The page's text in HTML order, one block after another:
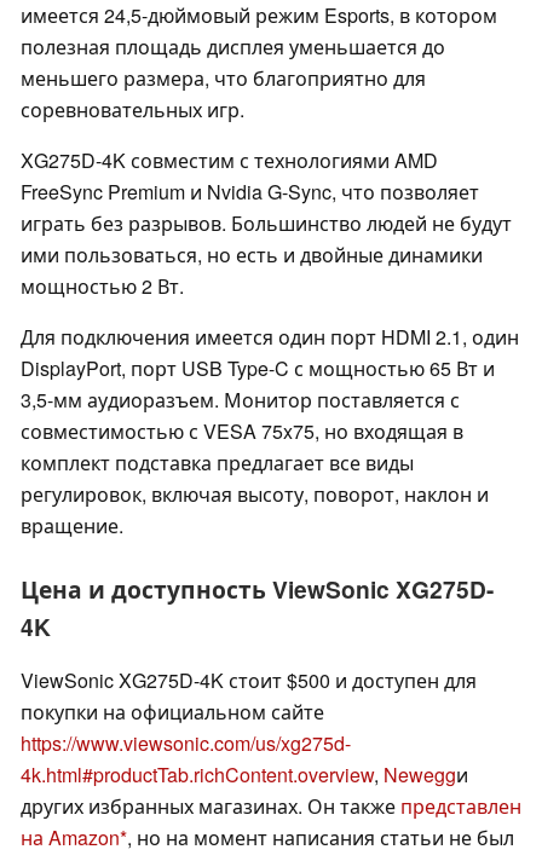
имеется 24,5-дюймовый режим Esports, в котором
полезная площадь дисплея уменьшается до
меньшего размера, что благоприятно для
соревновательных игр.
XG275D-4K совместим с технологиями AMD
FreeSync Premium и Nvidia G-Sync, что позволяет
играть без разрывов. Большинство людей не будут
ими пользоваться, но есть и двойные динамики
мощностью 2 Вт.
Для подключения имеется один порт HDMI 2.1, один
DisplayPort, порт USB Type-C с мощностью 65 Вт и
3,5-мм аудиоразъем. Монитор поставляется с
совместимостью с VESA 75x75, но входящая в
комплект подставка предлагает все виды
регулировок, включая высоту, поворот, наклон и
вращение.
Цена и доступность ViewSonic XG275D-
4K
ViewSonic XG275D-4K стоит $500 и доступен для
покупки на официальном сайте
https://www.viewsonic.com/us/xg275d-
4k.html#productTab.richContent.overview, Neweggи
других избранных магазинах. Он также представлен
на Amazon , но на момент написания статьи не был